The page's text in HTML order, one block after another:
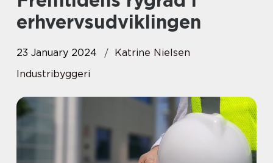
erhvervsudviklingen
23 January 2024
Katrine Nielsen
Industribyggeri